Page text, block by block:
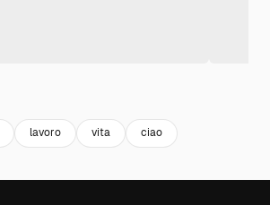
lavoro vita ciao